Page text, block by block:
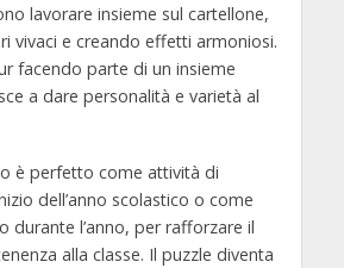
lavorare insieme sul cartellone,
vivaci e creando effetti armoniosi.
facendo parte di un insieme
a dare personalità e varietà al
è perfetto come attività di
dell’anno scolastico o come
durante l’anno, per rafforzare il
alla classe. Il puzzle diventa